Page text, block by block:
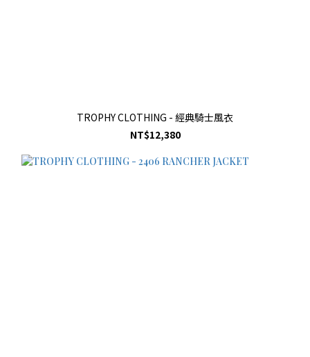
TROPHY CLOTHING - 經典騎士風衣
NT$12,380